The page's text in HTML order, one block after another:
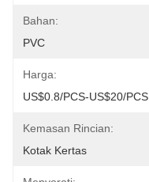
Bahan:
PVC
Harga:
US$0.8/PCS-US$20/PCS
Kemasan Rincian:
Kotak Kertas